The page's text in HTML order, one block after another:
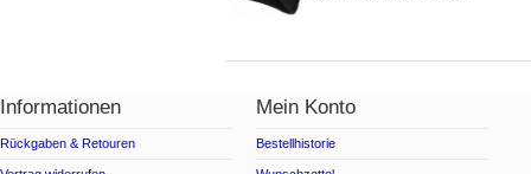
Informationen
Rückgaben & Retouren
Mein Konto
Bestellhistorie